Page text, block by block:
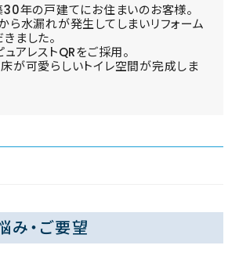
年の戸建てにお住まいのお客様。
ら水漏れが発生してしまいリフォーム
ました。
アレストQRをご採用。
が可愛らしいトイレ空間が完成しま
み・ご要望